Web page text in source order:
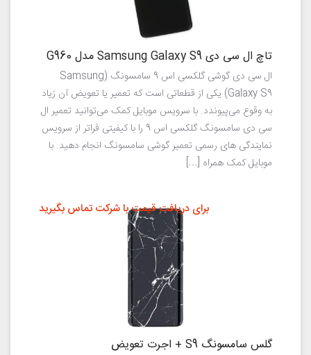
تاچ ال سی دی Samsung Galaxy S9 مدل G960
ال سی دی گوشی گلکسی اس 9 سامسونگ (Samsung
Galaxy S9) یکی از قطعاتی است که تعمیر یا تعویض آن زیاد
به وقوع می‌پیوندد. با سرویس موبایل کمک می‌توانید تعمیر ال
سی دی سامسونگ گلکسی اس 9 را با کیفیتی فراتر از سرویس
نمایندگی های رسمی تعمیر گوشی سامسونگ انجام دهید. با
موبایل کمک همراه […]
گلس سامسونگ S9 + اجرت تعویض
برای دریافت قیمت با شرکت تماس بگیرید